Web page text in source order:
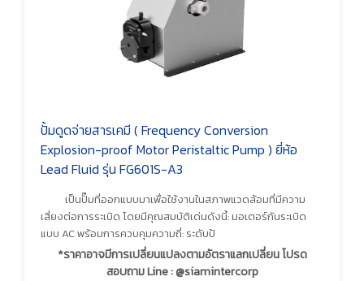
ปั้มดูดจ่ายสารเคมี ( Frequency Conversion
Explosion-proof Motor Peristaltic Pump ) ยี่ห้อ
Lead Fluid รุ่น FG601S-A3
เป็นปั๊มที่ออกแบบมาเพื่อใช้งานในสภาพแวดล้อมที่มีความ
เสี่ยงต่อการระเบิด โดยมีคุณสมบัติเด่นดังนี้: มอเตอร์กันระเบิด
แบบ AC พร้อมการควบคุมความถี่: ระดับป้
*ราคาอาจมีการเปลี่ยนแปลงตามอัตราแลกเปลี่ยน โปรด
สอบถาม Line : @siamintercorp